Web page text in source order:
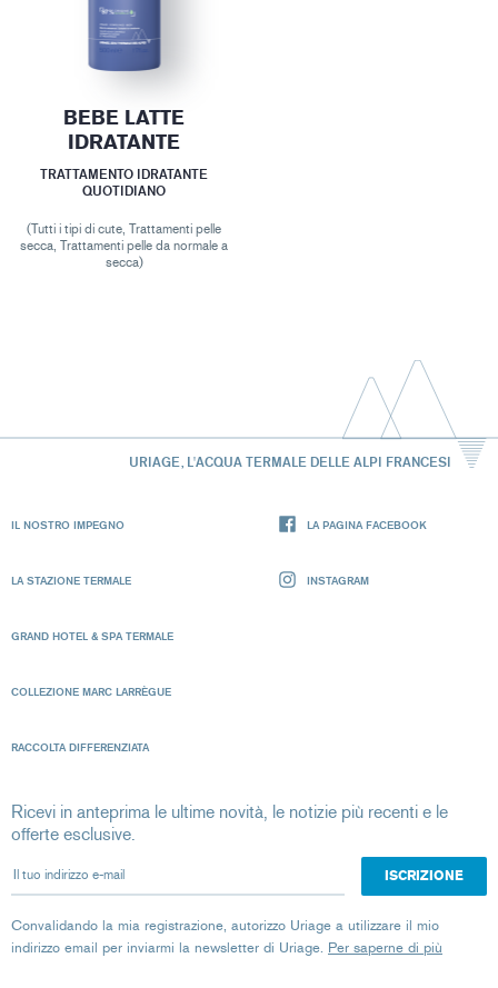
BEBE LATTE
IDRATANTE
TRATTAMENTO IDRATANTE
QUOTIDIANO
(Tutti i tipi di cute, Trattamenti pelle
secca, Trattamenti pelle da normale a
secca)
URIAGE, L'ACQUA TERMALE DELLE ALPI FRANCESI
IL NOSTRO IMPEGNO
LA STAZIONE TERMALE
GRAND HOTEL & SPA TERMALE
COLLEZIONE MARC LARRÈGUE
RACCOLTA DIFFERENZIATA
LA PAGINA FACEBOOK
INSTAGRAM
Ricevi in anteprima le ultime novità, le notizie più recenti e le
offerte esclusive.
Il tuo indirizzo e-mail
Convalidando la mia registrazione, autorizzo Uriage a utilizzare il mio
indirizzo email per inviarmi la newsletter di Uriage. Per saperne di più